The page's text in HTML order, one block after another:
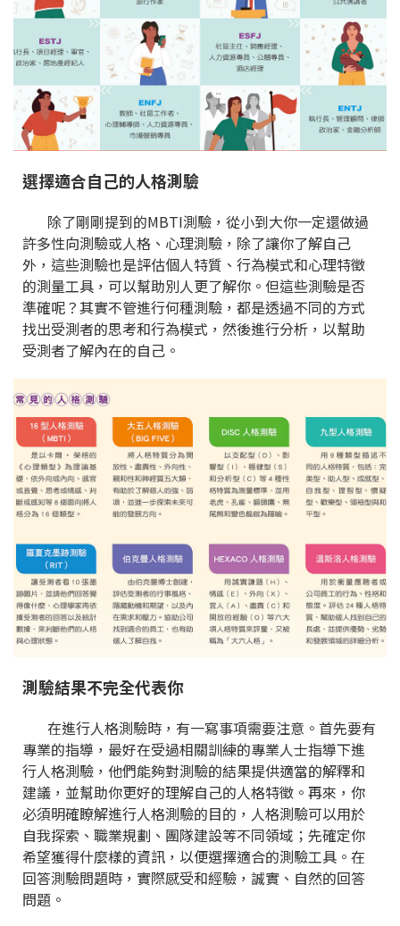
選擇適合自己的人格測驗
除了剛剛提到的MBTI測驗，從小到大你一定還做過
許多性向測驗或人格、心理測驗，除了讓你了解自己
外，這些測驗也是評估個人特質、行為模式和心理特徵
的測量工具，可以幫助別人更了解你。但這些測驗是否
準確呢？其實不管進行何種測驗，都是透過不同的方式
找出受測者的思考和行為模式，然後進行分析，以幫助
受測者了解內在的自己。
測驗結果不完全代表你
在進行人格測驗時，有一寫事項需要注意。首先要有
專業的指導，最好在受過相關訓練的專業人士指導下進
行人格測驗，他們能夠對測驗的結果提供適當的解釋和
建議，並幫助你更好的理解自己的人格特徵。再來，你
必須明確瞭解進行人格測驗的目的，人格測驗可以用於
自我探索、職業規劃、團隊建設等不同領域；先確定你
希望獲得什麼樣的資訊，以便選擇適合的測驗工具。在
回答測驗問題時，實際感受和經驗，誠實、自然的回答
問題。